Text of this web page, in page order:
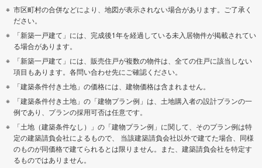
市区町村の合併などにより、地図が表示されない場合があります。ご了承く
ださい。
「新築一戸建て」には、完成後1年を経過している未入居物件が掲載されてい
る場合があります。
「新築一戸建て」には、販売住戸が複数の物件は、全ての住戸に該当しない
項目もあります。各問い合わせ先にご確認ください。
「建築条件付き土地」の価格には、建物価格は含まれません。
「建築条件付き土地」の「建物プラン例」は、土地購入者の設計プランの一
例であり、プランの採用可否は任意です。
「土地（建築条件なし）」の「建物プラン例」に関して、そのプラン例は特
定の建築請負会社によるもので、 当該建築請負会社以外で建てた場合、同様
のものが同価格で建てられるとは限りません。また、建築請負会社を特定す
るものではありません。